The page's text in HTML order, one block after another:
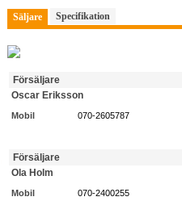
Säljare Specifikation
Försäljare
Oscar Eriksson
Mobil 070-2605787
Försäljare
Ola Holm
Mobil 070-2400255